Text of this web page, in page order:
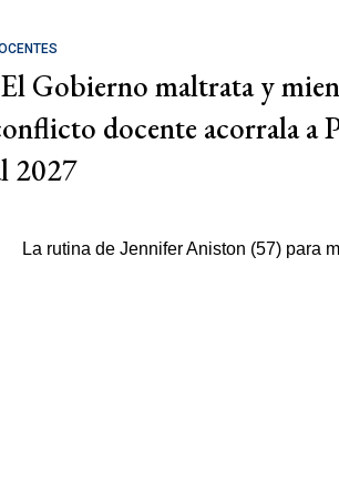
Gobierno maltrata y
docente acorrala a
2027